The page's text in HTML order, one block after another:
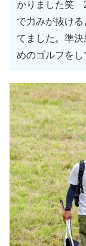
かりました笑
で力みが抜け
てました。準
めのゴルフをし